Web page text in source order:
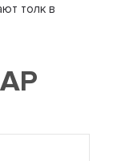
толк в